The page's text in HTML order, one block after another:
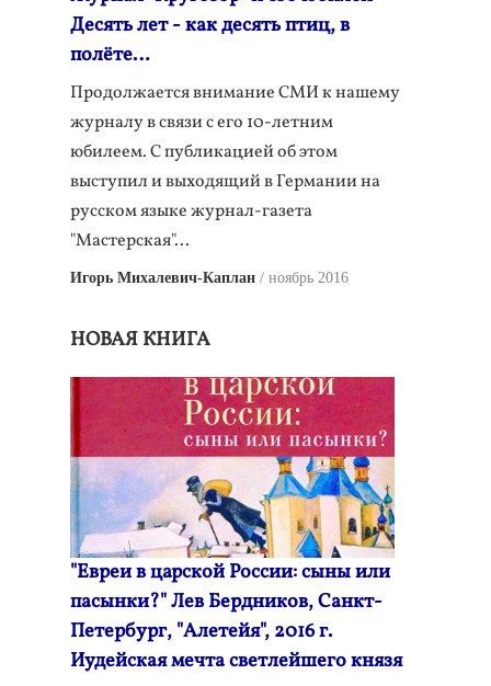
Десять лет - как десять птиц, в
полёте…
Продолжается внимание СМИ к нашему
журналу в связи с его 10-летним
юбилеем. С публикацией об этом
выступил и выходящий в Германии на
русском языке журнал-газета
"Мастерская"...
Игорь Михалевич-Каплан ноябрь 2016
НОВАЯ КНИГА
"Евреи в царской России: сыны или
пасынки?" Лев Бердников, Санкт-
Петербург, "Алетейя", 2016 г.
Иудейская мечта светлейшего князя